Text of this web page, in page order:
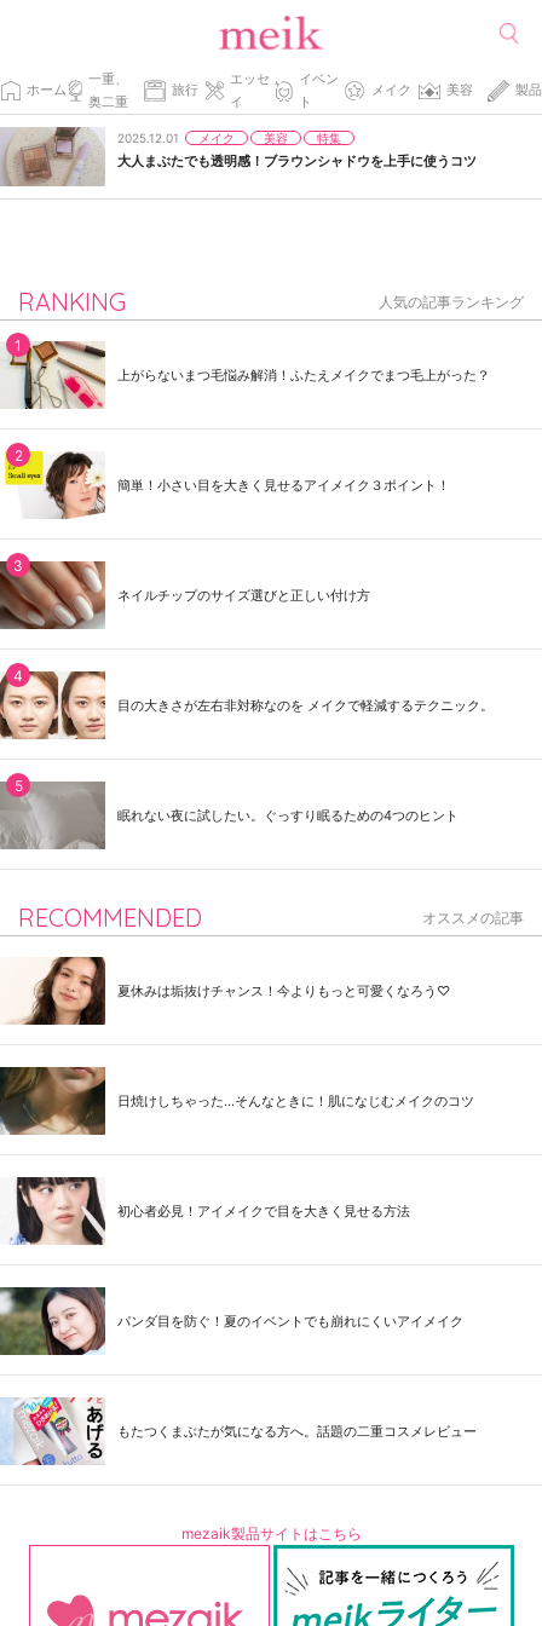
ホーム
一重、
奥二重
旅行
エッセ
イ
イベン
ト
メイク 美容 製品
2025.12.01 メイク 美容 特集
大人まぶたでも透明感！ブラウンシャドウを上手に使うコツ
RANKING 人気の記事ランキング
上がらないまつ毛悩み解消！ふたえメイクでまつ毛上がった？
簡単！小さい目を大きく見せるアイメイク３ポイント！
ネイルチップのサイズ選びと正しい付け方
目の大きさが左右非対称なのを メイクで軽減するテクニック。
眠れない夜に試したい。ぐっすり眠るための4つのヒント
RECOMMENDED オススメの記事
夏休みは垢抜けチャンス！今よりもっと可愛くなろう♡
日焼けしちゃった...そんなときに！肌になじむメイクのコツ
初心者必見！アイメイクで目を大きく見せる方法
パンダ目を防ぐ！夏のイベントでも崩れにくいアイメイク
もたつくまぶたが気になる方へ。話題の二重コスメレビュー
mezaik製品サイトはこちら